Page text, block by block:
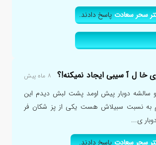
سحر سعادتپاسخ دادند.
خا ل آ سیبی ایجاد نمیکنه!؟ ۸ ماه پیش
سالشه دوبار پیش اومد پشت لبش دیدم این
به نسبت سبیلاش هست یکی از پز شکان فر
ی...
سحر سعادتپاسخ دادند.